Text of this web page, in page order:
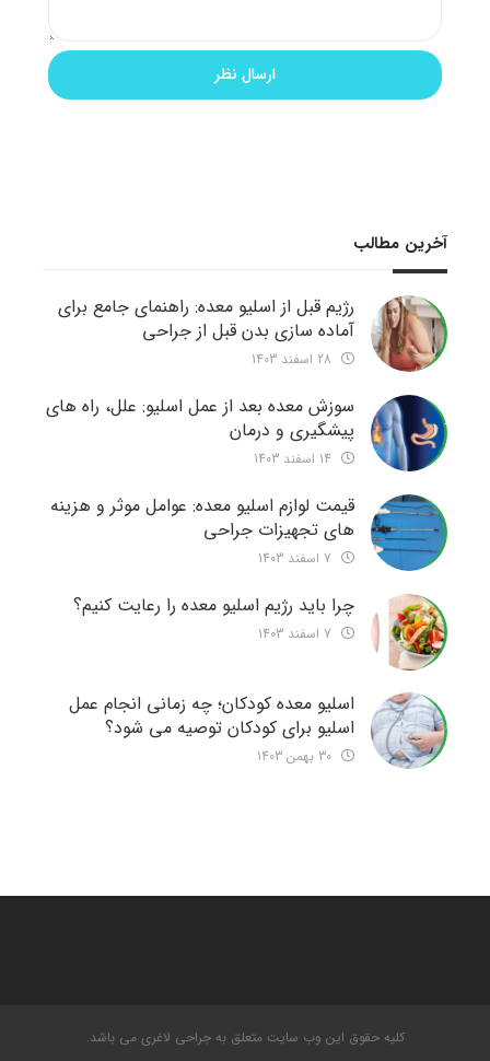
آخرین مطالب
رژیم قبل از اسلیو معده: راهنمای جامع برای
آماده سازی بدن قبل از جراحی
سوزش معده بعد از عمل اسلیو: علل، راه های
پیشگیری و درمان
قیمت لوازم اسلیو معده: عوامل موثر و هزینه
های تجهیزات جراحی
چرا باید رژیم اسلیو معده را رعایت کنیم؟
اسلیو معده کودکان؛ چه زمانی انجام عمل
اسلیو برای کودکان توصیه می شود؟
کلیه حقوق این وب سایت متعلق به جراحی لاغری می باشد.